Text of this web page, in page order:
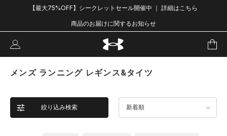
【最大75%OFF】シークレットセール開催中 ｜ 詳細はこちら
商品のお届けに関するお知らせ
メンズ ランニング レギンス&タイツ
絞り込み検索 新着順